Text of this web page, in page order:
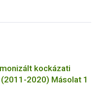
kockázati
2020) Másolat 1